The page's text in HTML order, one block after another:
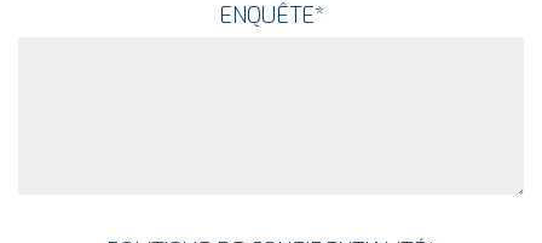
ENQUÊTE*